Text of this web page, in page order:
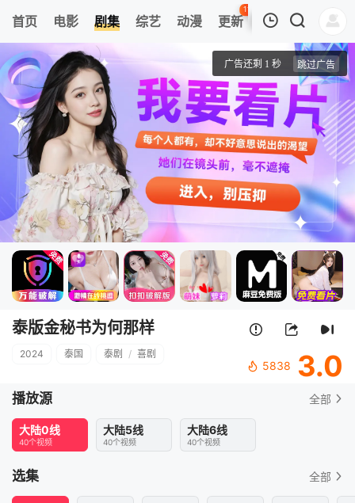
首页 电影 剧集 综艺 动漫 更新
112
热榜 APP
我的观影记录
第1集
泰版金秘书为何那样
清空
泰版金秘书为何那样
2024 泰国 泰剧 / 喜剧
5838 3.0
播放源 全部
大陆0线
40个视频
大陆5线
40个视频
大陆6线
40个视频
选集 全部